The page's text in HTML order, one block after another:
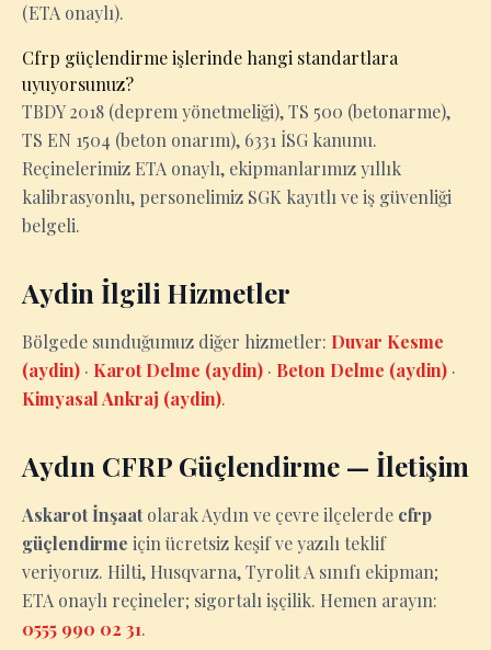
(ETA onaylı).
Cfrp güçlendirme işlerinde hangi standartlara
uyuyorsunuz?
TBDY 2018 (deprem yönetmeliği), TS 500 (betonarme),
TS EN 1504 (beton onarım), 6331 İSG kanunu.
Reçinelerimiz ETA onaylı, ekipmanlarımız yıllık
kalibrasyonlu, personelimiz SGK kayıtlı ve iş güvenliği
belgeli.
Aydin İlgili Hizmetler
Bölgede sunduğumuz diğer hizmetler: Duvar Kesme
(aydin) · Karot Delme (aydin) · Beton Delme (aydin) ·
Kimyasal Ankraj (aydin).
Aydın CFRP Güçlendirme — İletişim
Askarot İnşaatolarak Aydın ve çevre ilçelerde cfrp
güçlendirme için ücretsiz keşif ve yazılı teklif
veriyoruz. Hilti, Husqvarna, Tyrolit A sınıfı ekipman;
ETA onaylı reçineler; sigortalı işçilik. Hemen arayın:
0555 990 02 31.